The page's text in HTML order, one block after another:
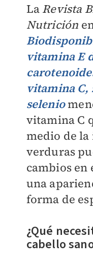
La Revista
Nutrición
vitamina E
vitamina C,
selenio
vitamina C
medio de la
verduras
cambios en
una
forma de
¿Qué
cabello